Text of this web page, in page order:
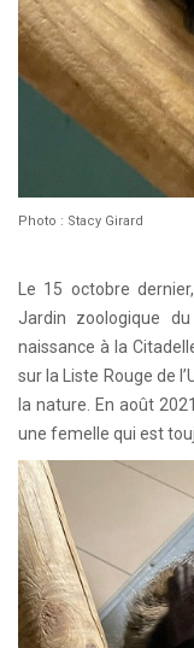
Photo : Stacy Girard
Le 15 octobre
Jardin zoologique
naissance à la
sur la Liste Rouge de
la nature. En août
une femelle qui est